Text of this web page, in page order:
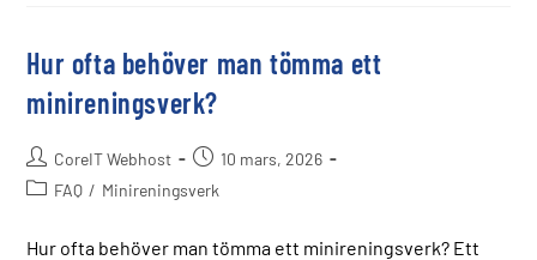
Hur ofta behöver man tömma ett
minireningsverk?
CoreIT Webhost
10 mars, 2026
FAQ / Minireningsverk
Hur ofta behöver man tömma ett minireningsverk? Ett